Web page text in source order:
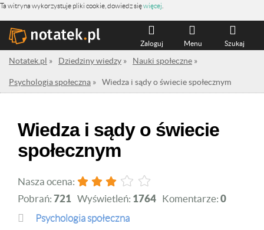
Ta witryna wykorzystuje pliki cookie, dowiedz sięwięcej
Szukaj
Menu
Zaloguj
Notatek.pl » Dziedziny wiedzy » Nauki społeczne »
Psychologia społeczna » Wiedza i sądy o świecie społecznym
Wiedza i sądy o świecie
społecznym
Nasza ocena:
Pobrań: 721 Wyświetleń: 1764 Komentarze: 0
Psychologia społeczna